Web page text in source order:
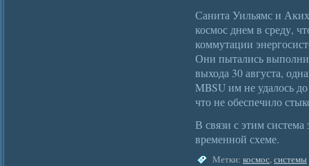
Санита Уильямс и
космос днем в среду,
коммутации
Они пытались
выхода 30 августа,
MBSU им не удалось
что не обеспечило
В связи с этим
временной схеме.
Метки: космос,системы